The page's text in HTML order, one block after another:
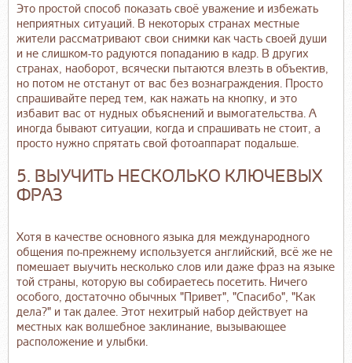
Это простой способ показать своё уважение и избежать
неприятных ситуаций. В некоторых странах местные
жители рассматривают свои снимки как часть своей души
и не слишком-то радуются попаданию в кадр. В других
странах, наоборот, всячески пытаются влезть в объектив,
но потом не отстанут от вас без вознаграждения. Просто
спрашивайте перед тем, как нажать на кнопку, и это
избавит вас от нудных объяснений и вымогательства. А
иногда бывают ситуации, когда и спрашивать не стоит, а
просто нужно спрятать свой фотоаппарат подальше.
5. ВЫУЧИТЬ НЕСКОЛЬКО КЛЮЧЕВЫХ
ФРАЗ
Хотя в качестве основного языка для международного
общения по-прежнему используется английский, всё же не
помешает выучить несколько слов или даже фраз на языке
той страны, которую вы собираетесь посетить. Ничего
особого, достаточно обычных "Привет", "Спасибо", "Как
дела?" и так далее. Этот нехитрый набор действует на
местных как волшебное заклинание, вызывающее
расположение и улыбки.